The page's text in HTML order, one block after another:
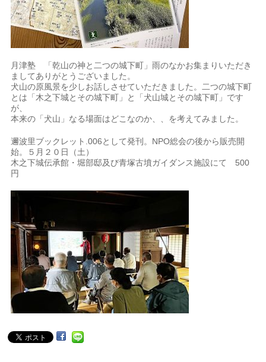
月津塾 「乾山の神と二つの城下町」雨のなかお集まりいただき
ましてありがとうございました。
犬山の原風景を少しお話しさせていただきました。二つの城下町
とは「木之下城とその城下町」と「犬山城とその城下町」です
が、
本来の「犬山」なる場面はどこなのか、、を考えてみました。
邇波里ブックレット.006として発刊。NPO総会の後から販売開
始。５月２０日（土）
木之下城伝承館・堀部邸及び青塚古墳ガイダンス施設にて 500
円